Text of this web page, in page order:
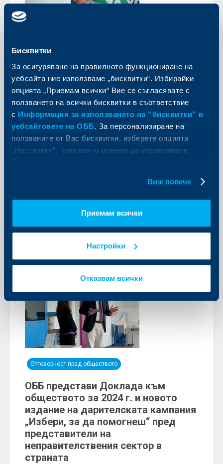
Бисквитки
За осигуряване на правилното функциониране на
уебсайта ние използваме „бисквитки“. Избирайки
опцията „Приемам всички“ Вие се съгласявате с
ползването на всички бисквитки в съответствие
с Информация за използването на “бисквитки” в
уебсайтовете на ОББ. За персонализиране на
ползваните от Вас бисквитки, изберете опцията
„Настройки“, чрез която можете да управлявате
Виж повече
Приемам всички
Настройки
Отказвам всички
Иновации
ОББ финансира първата в България
мобилна инсталация за
рециклиране на строителни
отпадъци
24 юли 2025
ОББ, ДЗИ и останалите дружества от KBC Group в
година, според публикувания Доклад към
Отговорност пред обществото
ОББ представи Доклада към
обществото за 2024 г. и новото
издание на дарителската кампания
„Избери, за да помогнеш“ пред
представители на
неправителствения сектор в
страната